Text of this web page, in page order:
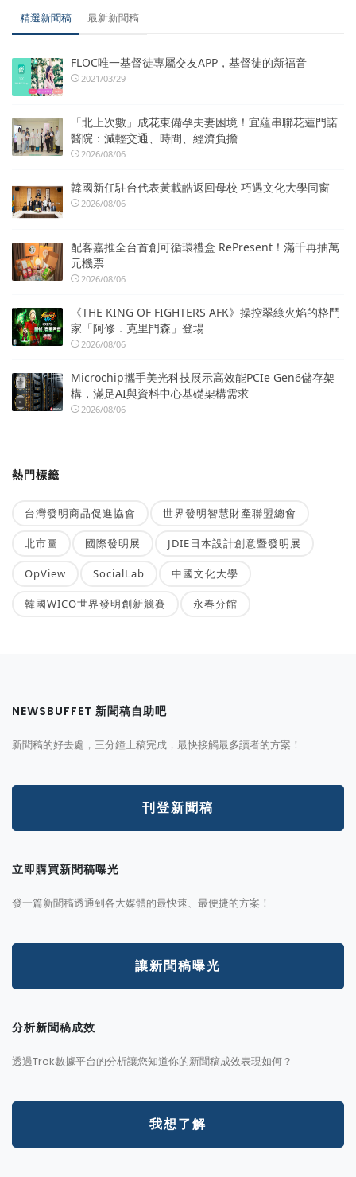
精選新聞稿 最新新聞稿
FLOC唯一基督徒專屬交友APP，基督徒的新福音
2021/03/29
「北上次數」成花東備孕夫妻困境！宜蘊串聯花蓮門諾
醫院：減輕交通、時間、經濟負擔
2026/08/06
韓國新任駐台代表黃載皓返回母校 巧遇文化大學同窗
2026/08/06
配客嘉推全台首創可循環禮盒 RePresent！滿千再抽萬
元機票
2026/08/06
《THE KING OF FIGHTERS AFK》操控翠綠火焰的格鬥
家「阿修．克里門森」登場
2026/08/06
Microchip攜手美光科技展示高效能PCIe Gen6儲存架
構，滿足AI與資料中心基礎架構需求
2026/08/06
熱門標籤
台灣發明商品促進協會 世界發明智慧財產聯盟總會
北市圖 國際發明展 JDIE日本設計創意暨發明展
OpView SocialLab 中國文化大學
韓國WICO世界發明創新競賽 永春分館
NEWSBUFFET 新聞稿自助吧
新聞稿的好去處，三分鐘上稿完成，最快接觸最多讀者的方案！
刊登新聞稿
立即購買新聞稿曝光
發一篇新聞稿透通到各大媒體的最快速、最便捷的方案！
讓新聞稿曝光
分析新聞稿成效
透過Trek數據平台的分析讓您知道你的新聞稿成效表現如何？
我想了解